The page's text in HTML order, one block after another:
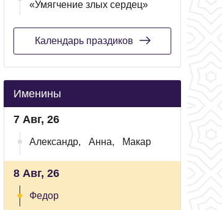
«Умягчение злых сердец»
Календарь праздиков
Именины
7 Авг, 26
Александр, Анна, Макар
8 Авг, 26
Федор